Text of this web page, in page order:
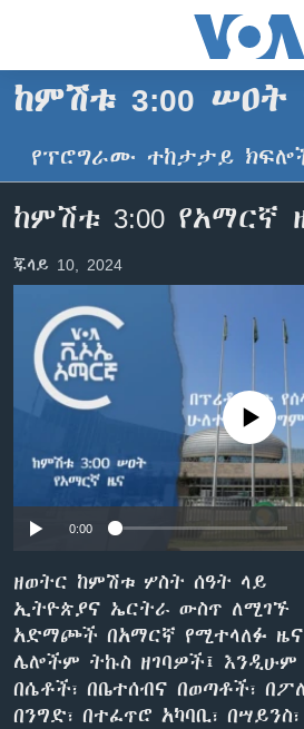
ማገናኛዎች
ዋናው
ይዘት
ወደ
ዋናው
ይዘት
ዋናው
ይዘት
ዜና
ኢትዮጵያ
አሜሪካ
መካከለኛው ምሥራቅ
ኑሮ በጤንነት
ቪዲዮ
የፎቶ መድብሎች
ክምችት
Learning English
ይከተሉን
ቋንቋዎች
ከምሽቱ 3:00 ሠዐት
የፕሮግራሙ ተከታታይ
ከምሽቱ 3:00 የአማርኛ
ጁላይ 10, 2024
No media source
0:00
ዘወትር ከምሽቱ ሦስት ሰዓት ላይ
ኢትዮጵያና ኤርትራ ውስጥ ለሚገኙ
አድማጮች በአማርኛ የሚተላለፉ
ሌሎችም ትኩስ ዘገባዎች፤ እንዲሁም
በሴቶች፣ በቤተሰብና በወጣቶች፣
በንግድ፣ በተፈጥሮ አካባቢ፣